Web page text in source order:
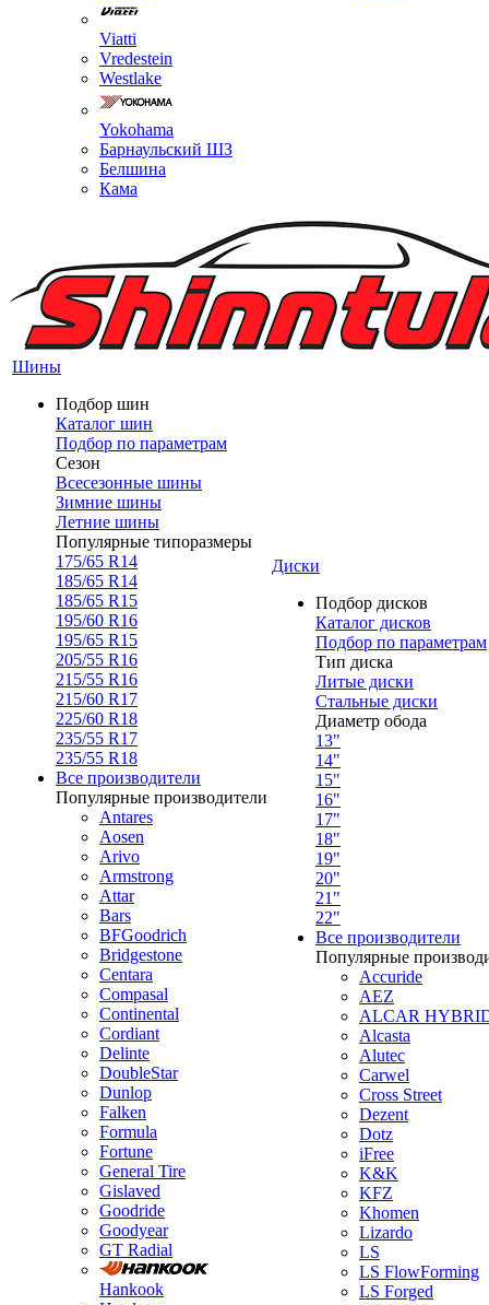
Viatti
Vredestein
Westlake
Yokohama
Барнаульский ШЗ
Белшина
Кама
Шины
Подбор шин
Каталог шин
Подбор по параметрам
Сезон
Всесезонные шины
Зимние шины
Летние шины
Популярные типоразмеры
175/65 R14
185/65 R14
185/65 R15
195/60 R16
195/65 R15
205/55 R16
215/55 R16
215/60 R17
225/60 R18
235/55 R17
235/55 R18
Все производители
Популярные производители
Antares
Aosen
Arivo
Armstrong
Attar
Bars
BFGoodrich
Bridgestone
Centara
Compasal
Continental
Cordiant
Delinte
DoubleStar
Dunlop
Falken
Formula
Fortune
General Tire
Gislaved
Goodride
Goodyear
GT Radial
Hankook
Диски
Подбор дисков
Каталог дисков
Подбор по параметрам
Тип диска
Литые диски
Стальные диски
Диаметр обода
13"
14"
15"
16"
17"
18"
19"
20"
21"
22"
Все производители
Популярные
Accuride
AEZ
ALCAR
Alcasta
Alutec
Carwel
Cross Street
Dezent
Dotz
iFree
K&K
KFZ
Khomen
Lizardo
LS
LS FlowForming
LS Forged